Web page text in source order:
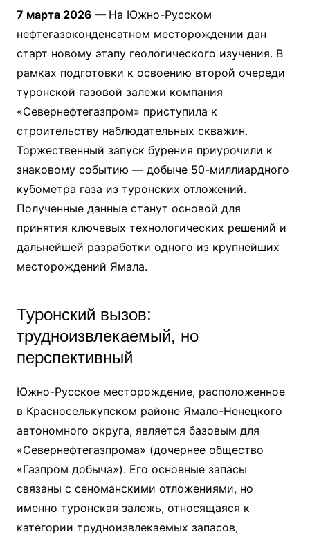
7 марта 2026 — На Южно-Русском
нефтегазоконденсатном месторождении дан
старт новому этапу геологического изучения. В
рамках подготовки к освоению второй очереди
туронской газовой залежи компания
«Севернефтегазпром» приступила к
строительству наблюдательных скважин.
Торжественный запуск бурения приурочили к
знаковому событию — добыче 50-миллиардного
кубометра газа из туронских отложений.
Полученные данные станут основой для
принятия ключевых технологических решений и
дальнейшей разработки одного из крупнейших
месторождений Ямала.
Туронский вызов:
трудноизвлекаемый, но
перспективный
Южно-Русское месторождение, расположенное
в Красноселькупском районе Ямало-Ненецкого
автономного округа, является базовым для
«Севернефтегазпрома» (дочернее общество
«Газпром добыча»). Его основные запасы
связаны с сеноманскими отложениями, но
именно туронская залежь, относящаяся к
категории трудноизвлекаемых запасов,